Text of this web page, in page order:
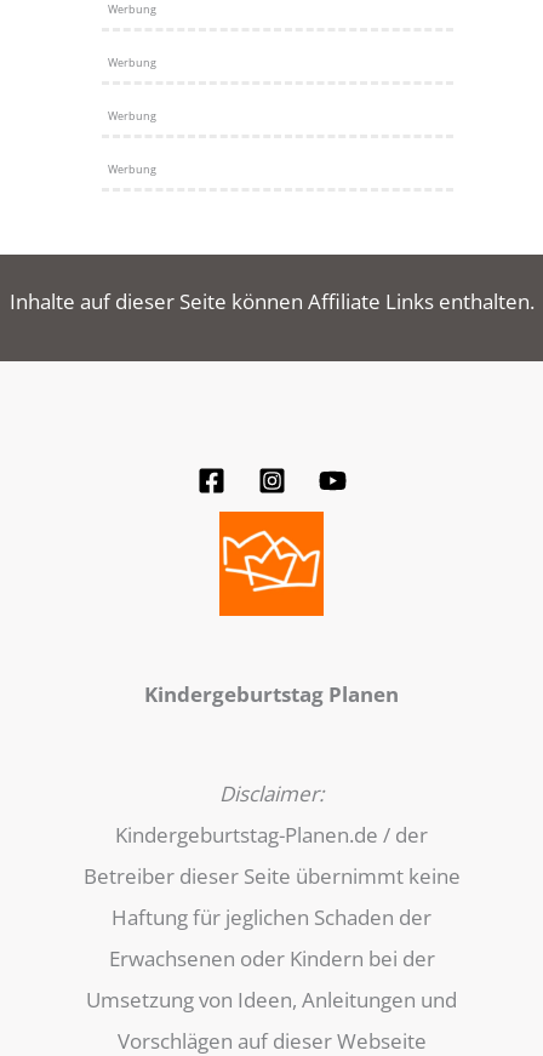
Werbung
Werbung
Werbung
Werbung
Inhalte auf dieser Seite können Affiliate Links enthalten.
Kindergeburtstag Planen
Disclaimer:
Kindergeburtstag-Planen.de / der
Betreiber dieser Seite übernimmt keine
Haftung für jeglichen Schaden der
Erwachsenen oder Kindern bei der
Umsetzung von Ideen, Anleitungen und
Vorschlägen auf dieser Webseite